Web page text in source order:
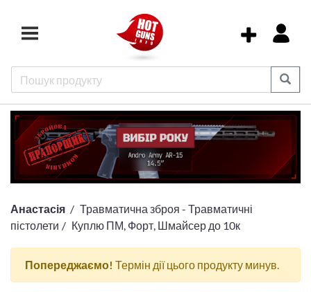
Анастасія
Травматична зброя - Травматичні
пістолети
Куплю ПМ, Форт, Шмайсер до 10к
Попереджаємо! Термін дії цього продукту минув.